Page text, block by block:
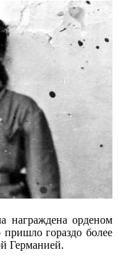
награждена орденом
гораздо более
Германией.